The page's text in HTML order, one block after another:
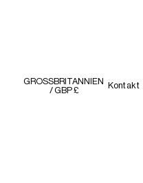
GROSSBRITANNIEN
/ GBP £
Kontakt